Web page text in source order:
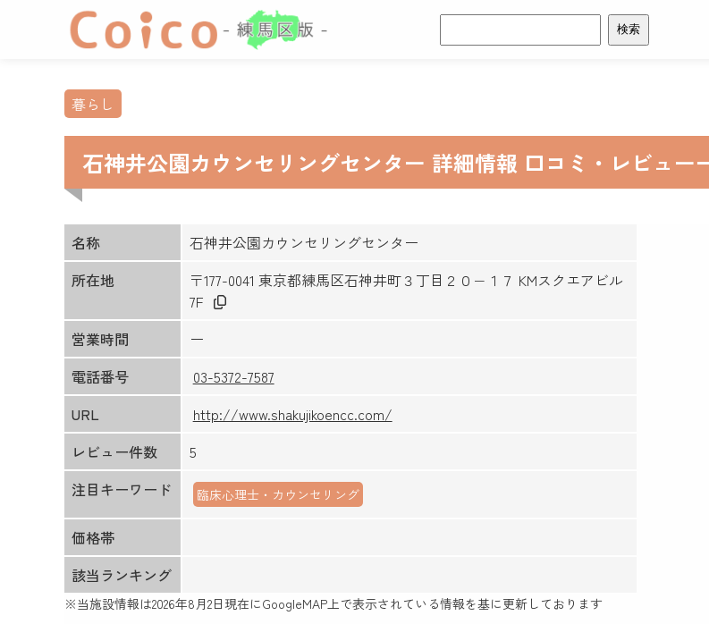
索:
暮らし
石神井公園カウンセリングセンター 詳細情報 口コミ・レビュー
名称
石神井公園カウンセリングセンター
所在地
〒177-0041 東京都練馬区石神井町３丁目２０−１７ KMスクエアビル
7F
営業時間
ー
電話番号
03-5372-7587
URL
http://www.shakujikoencc.com/
レビュー件数
5
注目キーワード
臨床心理士・カウンセリング
価格帯
該当ランキング
※当施設情報は2026年8月2日現在にGoogleMAP上で表示されている情報を基に更新しております